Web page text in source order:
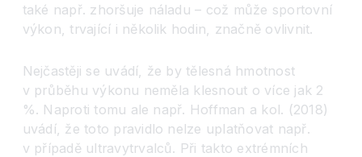
také např. zhoršuje náladu – což může sportovní
výkon, trvající i několik hodin, značně ovlivnit.
Nejčastěji se uvádí, že by tělesná hmotnost
v průběhu výkonu neměla klesnout o více jak 2
%. Naproti tomu ale např. Hoffman a kol. (2018)
uvádí, že toto pravidlo nelze uplatňovat např.
v případě ultravytrvalců. Při takto extrémních